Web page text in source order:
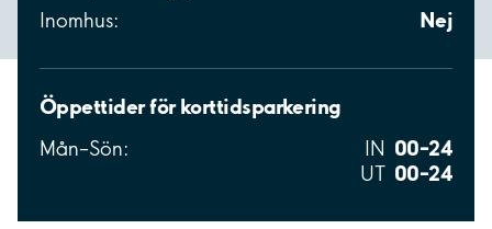
Inomhus: Nej
Öppettider för korttidsparkering
Mån–Sön: IN 00–24
UT 00–24